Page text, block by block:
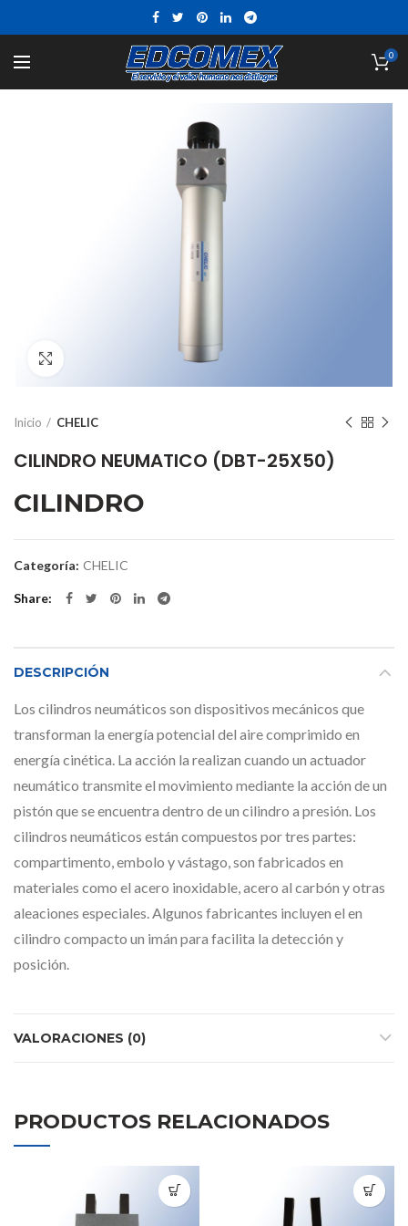
0
Inicio CHELIC
CILINDRO NEUMATICO (DBT-25X50)
CILINDRO
Categoría: CHELIC
Share
DESCRIPCIÓN
Los cilindros neumáticos son dispositivos mecánicos que
transforman la energía potencial del aire comprimido en
energía cinética. La acción la realizan cuando un actuador
neumático transmite el movimiento mediante la acción de un
pistón que se encuentra dentro de un cilindro a presión. Los
cilindros neumáticos están compuestos por tres partes:
compartimento, embolo y vástago, son fabricados en
materiales como el acero inoxidable, acero al carbón y otras
aleaciones especiales. Algunos fabricantes incluyen el en
cilindro compacto un imán para facilita la detección y
posición.
VALORACIONES (0)
PRODUCTOS RELACIONADOS